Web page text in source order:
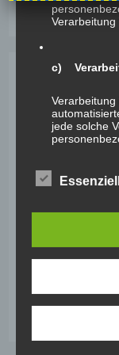
3.
Verarbeitung
c)
jede solche
Auslesen,
Offenlegung
d)
Essenziell